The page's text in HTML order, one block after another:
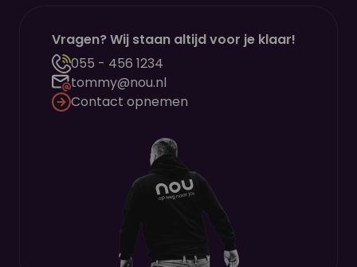
Vragen? Wij staan altijd voor je klaar!
055 - 456 1234
tommy@nou.nl
Contact opnemen